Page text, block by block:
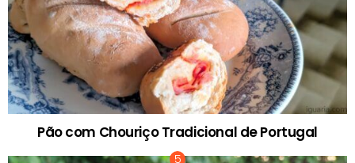
Pão com Chouriço Tradicional de Portugal